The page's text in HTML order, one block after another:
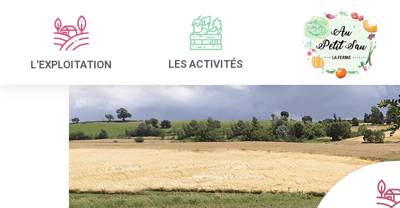
L'EXPLOITATION LES ACTIVITÉS